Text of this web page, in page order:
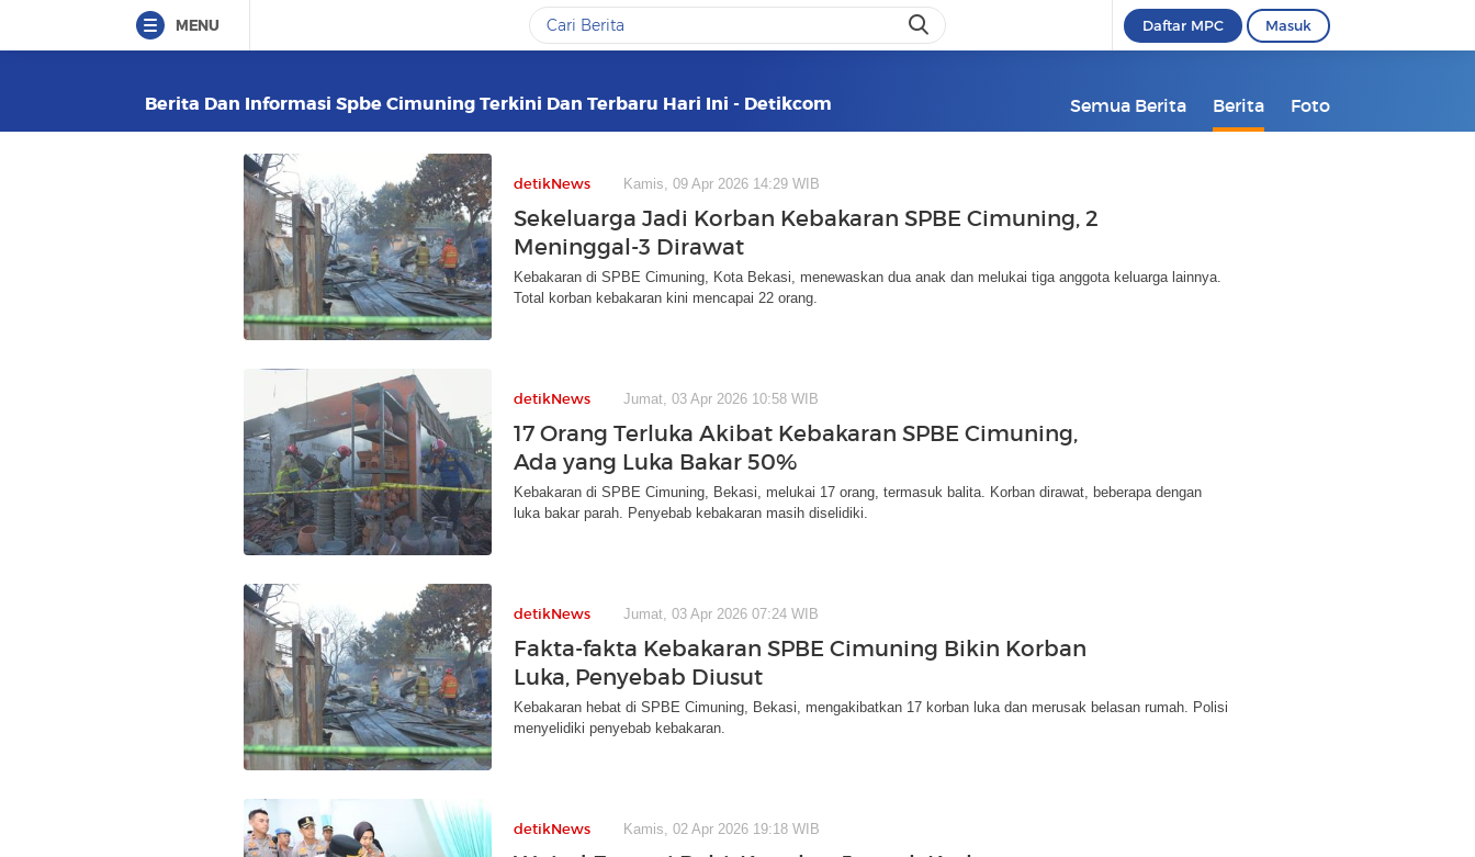
MENU Daftar MPC Masuk
Berita Dan Informasi Spbe Cimuning Terkini Dan Terbaru Hari Ini - Detikcom Semua Berita Berita Foto
detikNews Kamis, 09 Apr 2026 14:29 WIB
Sekeluarga Jadi Korban Kebakaran SPBE Cimuning, 2
Meninggal-3 Dirawat
Kebakaran di SPBE Cimuning, Kota Bekasi, menewaskan dua anak dan melukai tiga anggota keluarga lainnya.
Total korban kebakaran kini mencapai 22 orang.
detikNews Jumat, 03 Apr 2026 10:58 WIB
17 Orang Terluka Akibat Kebakaran SPBE Cimuning,
Ada yang Luka Bakar 50%
Kebakaran di SPBE Cimuning, Bekasi, melukai 17 orang, termasuk balita. Korban dirawat, beberapa dengan
luka bakar parah. Penyebab kebakaran masih diselidiki.
detikNews Jumat, 03 Apr 2026 07:24 WIB
Fakta-fakta Kebakaran SPBE Cimuning Bikin Korban
Luka, Penyebab Diusut
Kebakaran hebat di SPBE Cimuning, Bekasi, mengakibatkan 17 korban luka dan merusak belasan rumah. Polisi
menyelidiki penyebab kebakaran.
detikNews Kamis, 02 Apr 2026 19:18 WIB